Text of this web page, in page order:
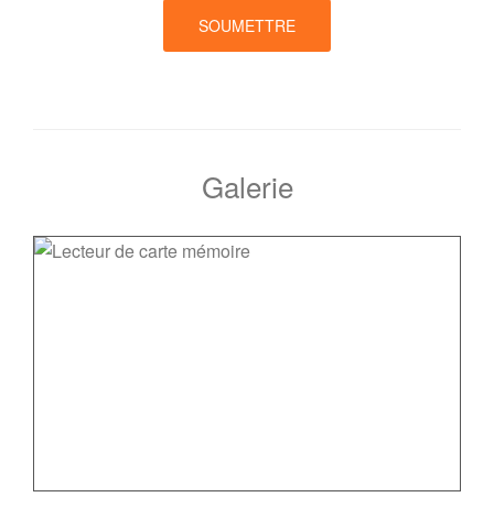
SOUMETTRE
Galerie